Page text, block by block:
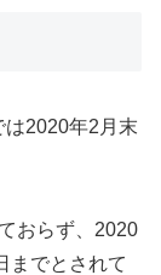
2020年2月末
おらず、2020
までとされて